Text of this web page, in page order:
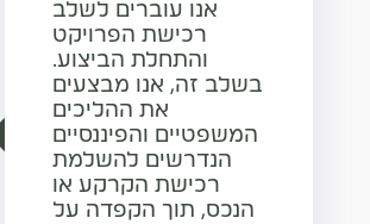
אנו עוברים לשלב
רכישת הפרויקט
והתחלת הביצוע.
בשלב זה, אנו מבצעים
את ההליכים
המשפטיים והפיננסיים
הנדרשים להשלמת
רכישת הקרקע או
הנכס, תוך הקפדה על